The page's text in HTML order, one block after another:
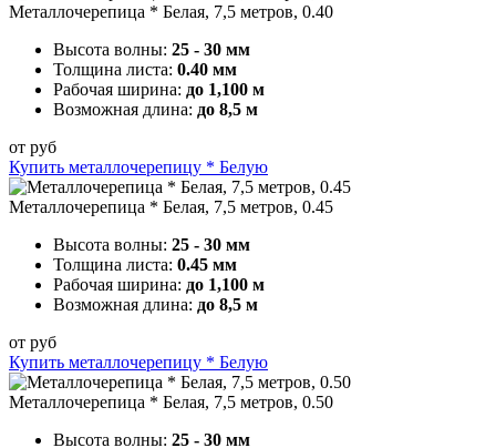
Металлочерепица * Белая, 7,5 метров, 0.40
Высота волны: 25 - 30 мм
Толщина листа: 0.40 мм
Рабочая ширина: до 1,100 м
Возможная длина: до 8,5 м
от руб
Купить металлочерепицу * Белую
Металлочерепица * Белая, 7,5 метров, 0.45
Высота волны: 25 - 30 мм
Толщина листа: 0.45 мм
Рабочая ширина: до 1,100 м
Возможная длина: до 8,5 м
от руб
Купить металлочерепицу * Белую
Металлочерепица * Белая, 7,5 метров, 0.50
Высота волны: 25 - 30 мм